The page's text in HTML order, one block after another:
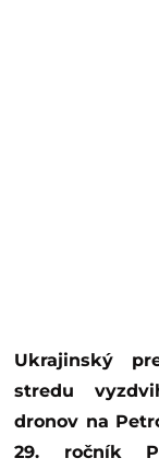
Ukrajinský prezident Volodymyr Zelenskyj v
stredu
dronov na
29. ročník